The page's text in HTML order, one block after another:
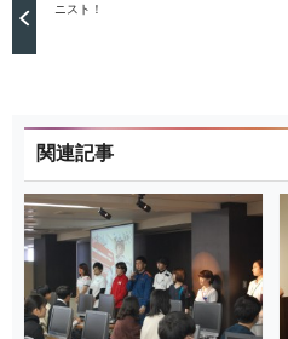
ニスト！
関連記事